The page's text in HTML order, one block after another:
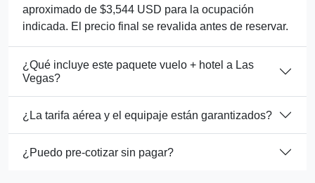
aproximado de $3,544 USD para la ocupación
indicada. El precio final se revalida antes de reservar.
¿Qué incluye este paquete vuelo + hotel a Las
Vegas?
¿La tarifa aérea y el equipaje están garantizados?
¿Puedo pre-cotizar sin pagar?